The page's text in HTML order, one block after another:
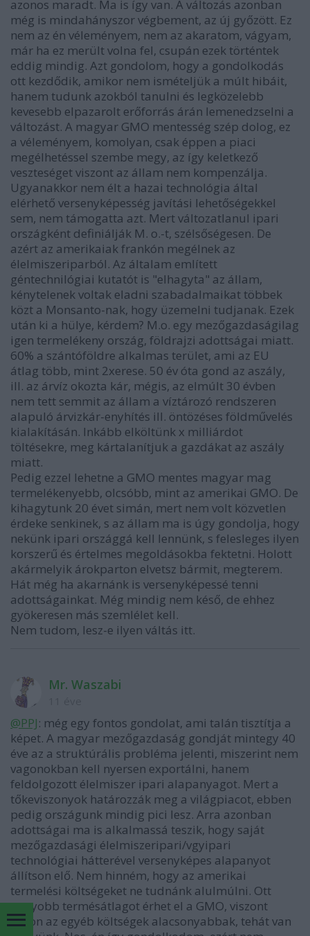
azonos maradt. Ma is így van. A változás azonban
még is mindahányszor végbement, az új győzött. Ez
nem az én véleményem, nem az akaratom, vágyam,
már ha ez merült volna fel, csupán ezek történtek
eddig mindig. Azt gondolom, hogy a gondolkodás
ott kezdődik, amikor nem ismételjük a múlt hibáit,
hanem tudunk azokból tanulni és legközelebb
kevesebb elpazarolt erőforrás árán lemenedzselni a
változást. A magyar GMO mentesség szép dolog, ez
a véleményem, komolyan, csak éppen a piaci
megélhetéssel szembe megy, az így keletkező
veszteséget viszont az állam nem kompenzálja.
Ugyanakkor nem élt a hazai technológia által
elérhető versenyképesség javítási lehetőségekkel
sem, nem támogatta azt. Mert változatlanul ipari
országként definiálják M. o.-t, szélsőségesen. De
azért az amerikaiak frankón megélnek az
élelmiszeriparból. Az általam említett
géntechnilógiai kutatót is "elhagyta" az állam,
kénytelenek voltak eladni szabadalmaikat többek
közt a Monsanto-nak, hogy üzemelni tudjanak. Ezek
után ki a hülye, kérdem? M.o. egy mezőgazdaságilag
igen termelékeny ország, földrajzi adottságai miatt.
60% a szántóföldre alkalmas terület, ami az EU
átlag több, mint 2xerese. 50 év óta gond az aszály,
ill. az árvíz okozta kár, mégis, az elmúlt 30 évben
nem tett semmit az állam a víztározó rendszeren
alapuló árvizkár-enyhítés ill. öntözéses földművelés
kialakításán. Inkább elköltünk x milliárdot
töltésekre, meg kártalanítjuk a gazdákat az aszály
miatt.
Pedig ezzel lehetne a GMO mentes magyar mag
termelékenyebb, olcsóbb, mint az amerikai GMO. De
kihagytunk 20 évet simán, mert nem volt közvetlen
érdeke senkinek, s az állam ma is úgy gondolja, hogy
nekünk ipari országgá kell lennünk, s felesleges ilyen
korszerű és értelmes megoldásokba fektetni. Holott
akármelyik árokparton elvetsz bármit, megterem.
Hát még ha akarnánk is versenyképessé tenni
adottságainkat. Még mindig nem késő, de ehhez
gyökeresen más szemlélet kell.
Nem tudom, lesz-e ilyen váltás itt.
Mr. Waszabi
@PPJ: még egy fontos gondolat, ami talán tisztítja a
képet. A magyar mezőgazdaság gondját mintegy 40
éve az a struktúrális probléma jelenti, miszerint nem
vagonokban kell nyersen exportálni, hanem
feldolgozott élelmiszer ipari alapanyagot. Mert a
tőkeviszonyok határozzák meg a világpiacot, ebben
pedig országunk mindig pici lesz. Arra azonban
adottságai ma is alkalmassá teszik, hogy saját
mezőgazdasági élelmiszeripari/vgyipari
technológiai hátterével versenyképes alapanyot
állítson elő. Nem hinném, hogy az amerikai
termelési költségeket ne tudnánk alulmúlni. Ott
nagyobb termésátlagot érhet el a GMO, viszont
itthon az egyéb költségek alacsonyabbak, tehát van